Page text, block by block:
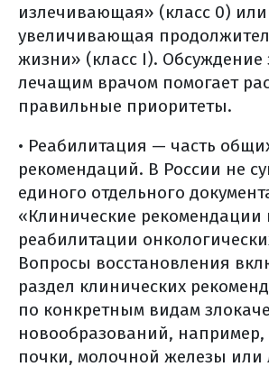
излечивающая» (класс 0)
увеличивающая
жизни» (класс I). Обсуждение
лечащим врачом помогает
правильные приоритеты.
• Реабилитация — часть
рекомендаций. В России не
единого отдельного
«Клинические рекомендации
реабилитации
Вопросы восстановления
раздел клинических
по конкретным видам
новообразований, например,
почки, молочной железы или